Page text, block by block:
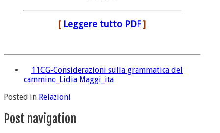
[Leggere tutto PDF]
11CG-Considerazioni sulla grammatica del
cammino_Lidia Maggi_ita
Posted in Relazioni
Post navigation